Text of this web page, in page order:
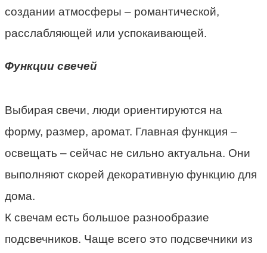
создании атмосферы – романтической,
расслабляющей или успокаивающей.
Функции свечей
Выбирая свечи, люди ориентируются на
форму, размер, аромат. Главная функция –
освещать – сейчас не сильно актуальна. Они
выполняют скорей декоративную функцию для
дома.
К свечам есть большое разнообразие
подсвечников. Чаще всего это подсвечники из